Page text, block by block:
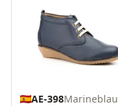
AE-398Marineblau